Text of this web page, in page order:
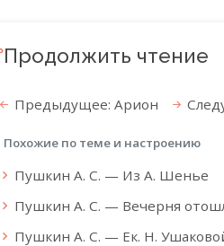
Продолжить чтение
Предыдущее: Арион
Похожие по теме и настроению
Пушкин А. С. — Из А. Шенье
Пушкин А. С. — Вечерня
Пушкин А. С. — Ек. Н.